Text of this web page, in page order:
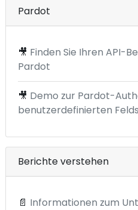
Pardot
🎥 Finden Sie Ihren API-
Pardot
🎥 Demo zur Pardot-
benutzerdefinierten
Berichte verstehen
📄 Informationen zum